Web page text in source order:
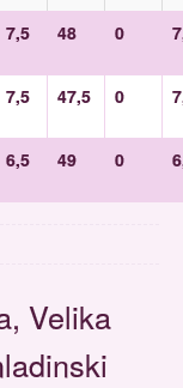
7,5 48 0
7,5 47,5 0
6,5 49 0
Velika